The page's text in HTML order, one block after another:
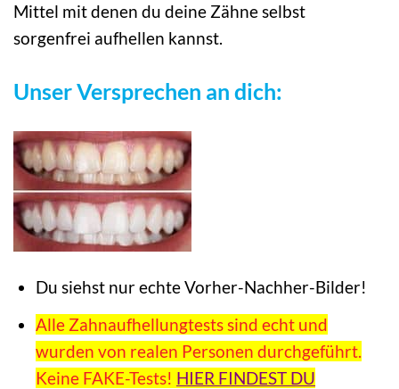
Mittel mit denen du deine Zähne selbst
sorgenfrei aufhellen kannst.
Unser Versprechen an dich:
Du siehst nur echte Vorher-Nachher-Bilder!
Alle Zahnaufhellungtests sind echt und
wurden von realen Personen durchgeführt.
Keine FAKE-Tests! HIER FINDEST DU